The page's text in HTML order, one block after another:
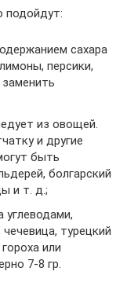
подойдут:
сахара
персики,
из овощей.
и другие
быть
болгарский
и т. д.;
турецкий
или
7-8 гр.